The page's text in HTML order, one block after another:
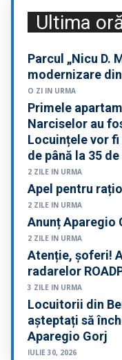
Ultima
Parcul „Nicu D.
modernizare
O ZI IN URMA
Primele
Narciselor au
Locuințele vor
de până la 35 de
2 ZILE IN URMA
Apel pentru
2 ZILE IN URMA
Anunț Aparegio
2 ZILE IN URMA
Atenție, șoferi!
radarelor
3 ZILE IN URMA
Locuitorii din
așteptați să
Aparegio Gorj
IULIE 30, 2026